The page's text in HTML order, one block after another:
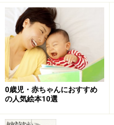
0歳児・赤ちゃんにおすすめ
の人気絵本10選